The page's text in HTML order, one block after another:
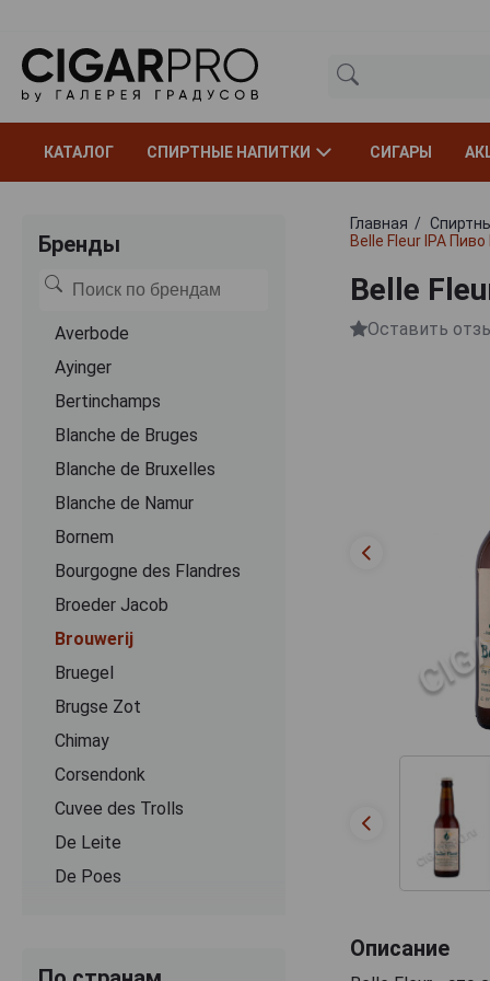
КАТАЛОГ СПИРТНЫЕ НАПИТКИ СИГАРЫ
Бренды
Averbode
Ayinger
Bertinchamps
Blanche de Bruges
Blanche de Bruxelles
Blanche de Namur
Bornem
Bourgogne des Flandres
Broeder Jacob
Brouwerij
Bruegel
Brugse Zot
Chimay
Corsendonk
Cuvee des Trolls
De Leite
De Poes
Главная
Belle Fleur IPA
Belle
Оставить
Описание